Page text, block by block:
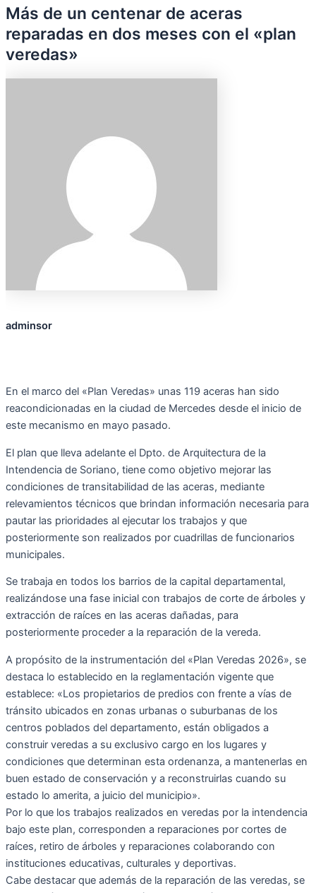
Más de un centenar de aceras
reparadas en dos meses con el «plan
veredas»
adminsor
En el marco del «Plan Veredas» unas 119 aceras han sido
reacondicionadas en la ciudad de Mercedes desde el inicio de
este mecanismo en mayo pasado.
El plan que lleva adelante el Dpto. de Arquitectura de la
Intendencia de Soriano, tiene como objetivo mejorar las
condiciones de transitabilidad de las aceras, mediante
relevamientos técnicos que brindan información necesaria para
pautar las prioridades al ejecutar los trabajos y que
posteriormente son realizados por cuadrillas de funcionarios
municipales.
Se trabaja en todos los barrios de la capital departamental,
realizándose una fase inicial con trabajos de corte de árboles y
extracción de raíces en las aceras dañadas, para
posteriormente proceder a la reparación de la vereda.
A propósito de la instrumentación del «Plan Veredas 2026», se
destaca lo establecido en la reglamentación vigente que
establece: «Los propietarios de predios con frente a vías de
tránsito ubicados en zonas urbanas o suburbanas de los
centros poblados del departamento, están obligados a
construir veredas a su exclusivo cargo en los lugares y
condiciones que determinan esta ordenanza, a mantenerlas en
buen estado de conservación y a reconstruirlas cuando su
estado lo amerita, a juicio del municipio».
Por lo que los trabajos realizados en veredas por la intendencia
bajo este plan, corresponden a reparaciones por cortes de
raíces, retiro de árboles y reparaciones colaborando con
instituciones educativas, culturales y deportivas.
Cabe destacar que además de la reparación de las veredas, se